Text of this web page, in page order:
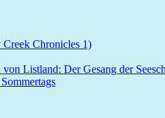
Chronicles 1)
Listland: Der Gesang der